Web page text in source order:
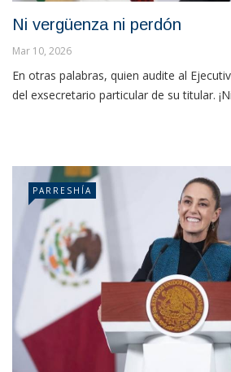
Ni vergüenza ni perdón
Mar 10, 2026
En otras palabras, quien audite al
del exsecretario particular de su titular.
PARRESHÍA